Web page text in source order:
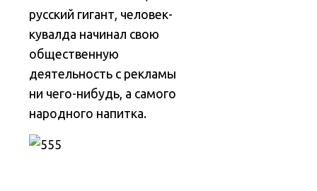
русский гигант, человек-
кувалда начинал свою
общественную
деятельность с рекламы
ни чего-нибудь, а самого
народного напитка.